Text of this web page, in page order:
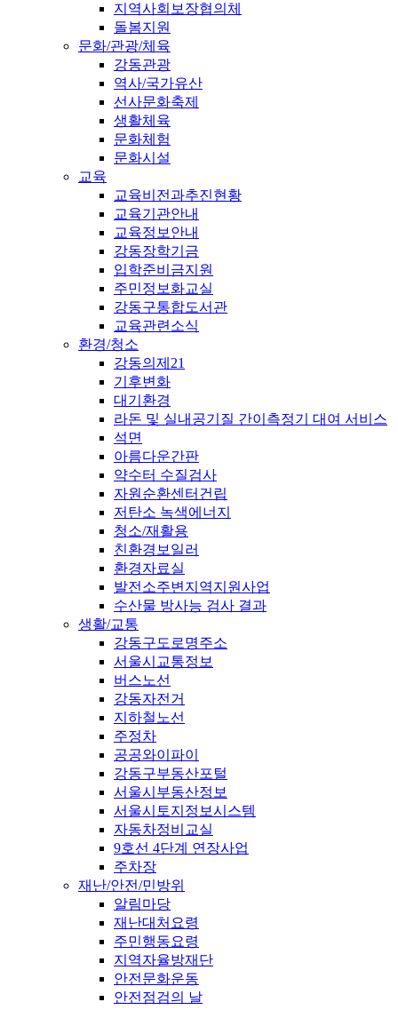
지역사회보장협의체
돌봄지원
문화/관광/체육
강동관광
역사/국가유산
선사문화축제
생활체육
문화체험
문화시설
교육
교육비전과추진현황
교육기관안내
교육정보안내
강동장학기금
입학준비금지원
주민정보화교실
강동구통합도서관
교육관련소식
환경/청소
강동의제21
기후변화
대기환경
라돈 및 실내공기질 간이측정기 대여 서비스
석면
아름다운간판
약수터 수질검사
자원순환센터건립
저탄소 녹색에너지
청소/재활용
친환경보일러
환경자료실
발전소주변지역지원사업
수산물 방사능 검사 결과
생활/교통
강동구도로명주소
서울시교통정보
버스노선
강동자전거
지하철노선
주정차
공공와이파이
강동구부동산포털
서울시부동산정보
서울시토지정보시스템
자동차정비교실
9호선 4단계 연장사업
주차장
재난/안전/민방위
알림마당
재난대처요령
주민행동요령
지역자율방재단
안전문화운동
안전점검의 날